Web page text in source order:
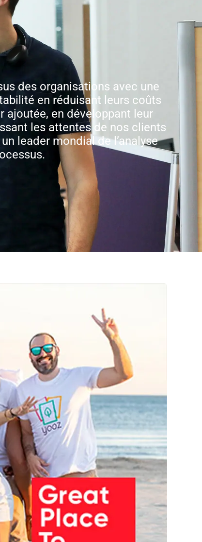
des organisations avec une
en réduisant leurs coûts
ajoutée, en développant leur
les attentes de nos clients
leader mondial de l’analyse